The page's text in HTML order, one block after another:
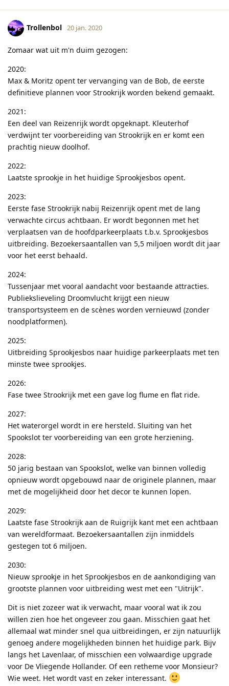
Trollenbol 20 jan. 2020
Zomaar wat uit m'n duim gezogen:
2020:
Max & Moritz opent ter vervanging van de Bob, de eerste
definitieve plannen voor Strookrijk worden bekend gemaakt.
2021:
Een deel van Reizenrijk wordt opgeknapt. Kleuterhof
verdwijnt ter voorbereiding van Strookrijk en er komt een
prachtig nieuw doolhof.
2022:
Laatste sprookje in het huidige Sprookjesbos opent.
2023:
Eerste fase Strookrijk nabij Reizenrijk opent met de lang
verwachte circus achtbaan. Er wordt begonnen met het
verplaatsen van de hoofdparkeerplaats t.b.v. Sprookjesbos
uitbreiding. Bezoekersaantallen van 5,5 miljoen wordt dit jaar
voor het eerst behaald.
2024:
Tussenjaar met vooral aandacht voor bestaande attracties.
Publiekslieveling Droomvlucht krijgt een nieuw
transportsysteem en de scènes worden vernieuwd (zonder
noodplatformen).
2025:
Uitbreiding Sprookjesbos naar huidige parkeerplaats met ten
minste twee sprookjes.
2026:
Fase twee Strookrijk met een gave log flume en flat ride.
2027:
Het waterorgel wordt in ere hersteld. Sluiting van het
Spookslot ter voorbereiding van een grote herziening.
2028:
50 jarig bestaan van Spookslot, welke van binnen volledig
opnieuw wordt opgebouwd naar de originele plannen, maar
met de mogelijkheid door het decor te kunnen lopen.
2029:
Laatste fase Strookrijk aan de Ruigrijk kant met een achtbaan
van wereldformaat. Bezoekersaantallen zijn inmiddels
gestegen tot 6 miljoen.
2030:
Nieuw sprookje in het Sprookjesbos en de aankondiging van
grootste plannen voor uitbreiding west met een "Uitrijk".
Dit is niet zozeer wat ik verwacht, maar vooral wat ik zou
willen zien hoe het ongeveer zou gaan. Misschien gaat het
allemaal wat minder snel qua uitbreidingen, er zijn natuurlijk
genoeg andere mogelijkheden binnen het huidige park. Bijv
langs het Lavenlaar, of misschien een volwaardige upgrade
voor De Vliegende Hollander. Of een retheme voor Monsieur?
Wie weet. Het wordt vast en zeker interessant.